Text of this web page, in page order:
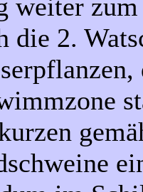
weiter
die 2.